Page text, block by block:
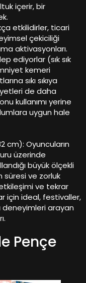
içerir, bir
etkilidirler, ticari
çekiciliği
aktivasyonları.
ediyorlar (sık sık
kemeri
sıkı sıkıya
de daha
kullanımı yerine
uygun hale
cm): Oyuncuların
üzerinde
büyük ölçekli
süresi ve zorluk
ve tekrar
için ideal, festivaller,
deneyimleri arayan
Pençe